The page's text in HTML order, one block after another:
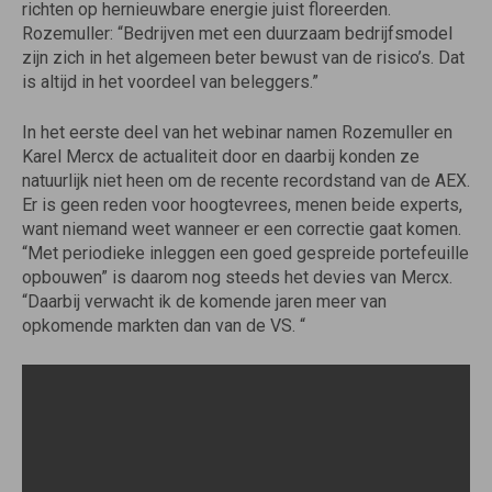
richten op hernieuwbare energie juist floreerden.
Rozemuller: “Bedrijven met een duurzaam bedrijfsmodel
zijn zich in het algemeen beter bewust van de risico’s. Dat
is altijd in het voordeel van beleggers.”
In het eerste deel van het webinar namen Rozemuller en
Karel Mercx de actualiteit door en daarbij konden ze
natuurlijk niet heen om de recente recordstand van de AEX.
Er is geen reden voor hoogtevrees, menen beide experts,
want niemand weet wanneer er een correctie gaat komen.
“Met periodieke inleggen een goed gespreide portefeuille
opbouwen” is daarom nog steeds het devies van Mercx.
“Daarbij verwacht ik de komende jaren meer van
opkomende markten dan van de VS. “